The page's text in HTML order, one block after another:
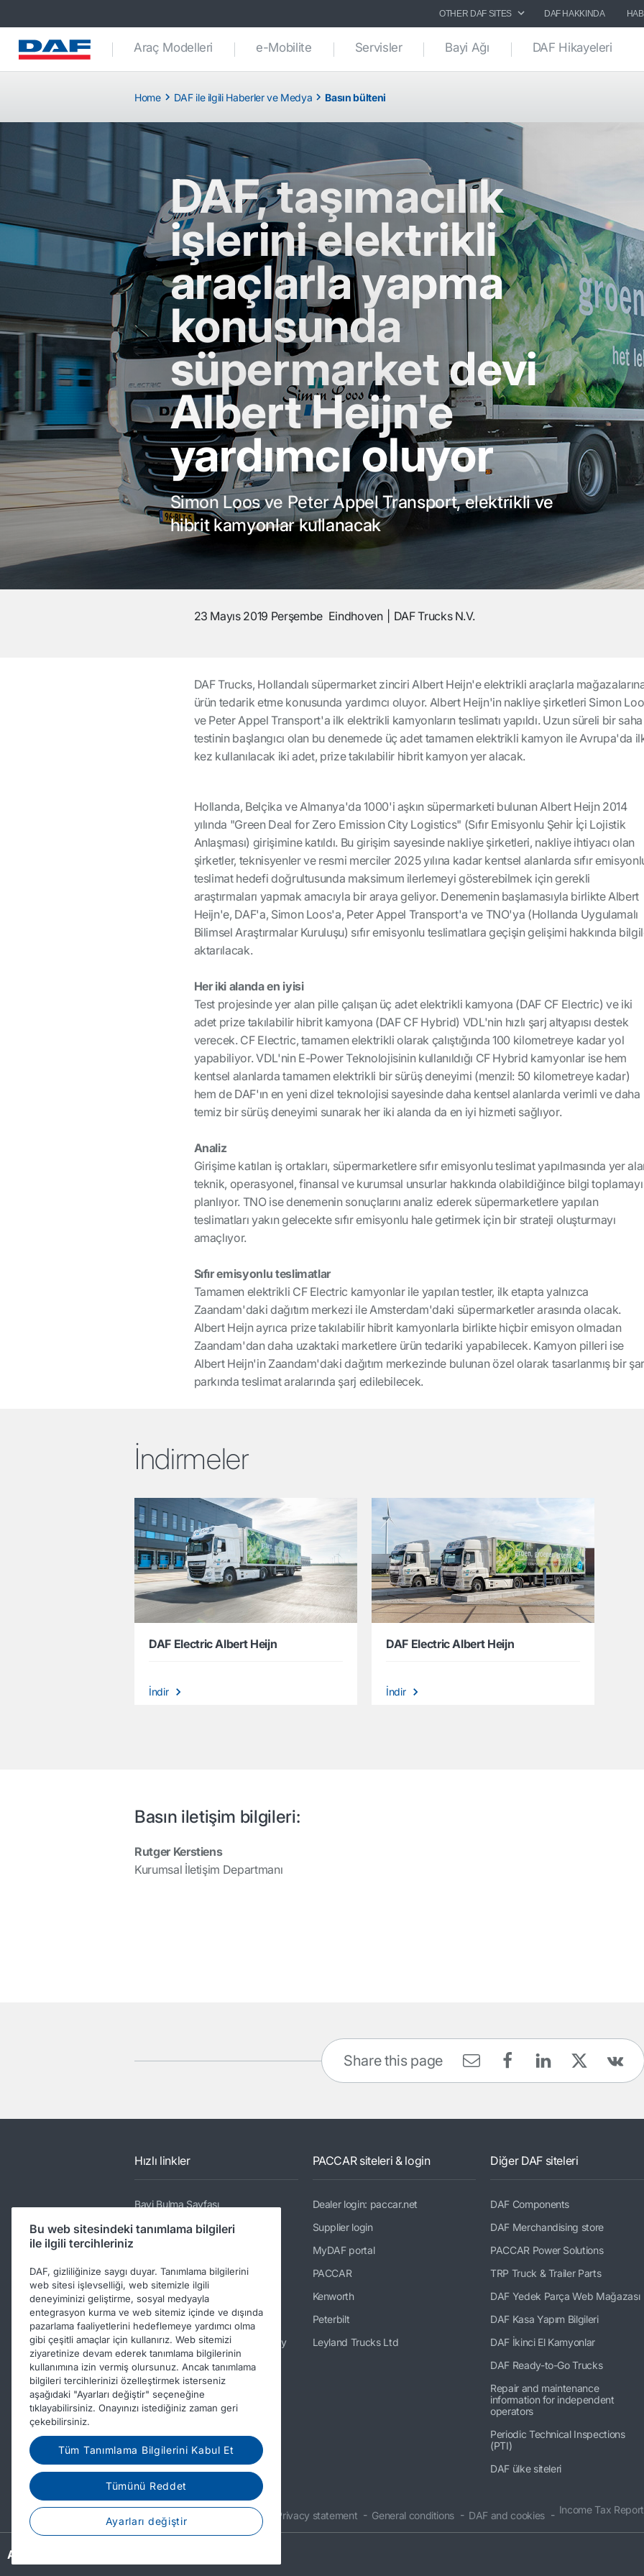
OTHER DAF SITES DAF HAKKINDA
Araç Modelleri e-Mobilite Servisler Bayi Ağı DAF Hikayeleri
Home DAF ile ilgili Haberler ve Medya Basın bülteni
DAF, taşımacılık
işlerini elektrikli
araçlarla yapma
konusunda
süpermarket devi
Albert Heijn'e
yardımcı oluyor
Simon Loos ve Peter Appel Transport, elektrikli ve
hibrit kamyonlar kullanacak
23 Mayıs 2019 Perşembe Eindhoven DAF Trucks N.V.
DAF Trucks, Hollandalı süpermarket zinciri Albert Heijn'e elektrikli araçlarla
ürün tedarik etme konusunda yardımcı oluyor. Albert Heijn'in nakliye şirketleri Simon
ve Peter Appel Transport'a ilk elektrikli kamyonların teslimatı yapıldı. Uzun süreli bir saha
testinin başlangıcı olan bu denemede üç adet tamamen elektrikli kamyon ile Avrupa'da
kez kullanılacak iki adet, prize takılabilir hibrit kamyon yer alacak.
Hollanda, Belçika ve Almanya'da 1000'i aşkın süpermarketi bulunan Albert Heijn 2014
yılında "Green Deal for Zero Emission City Logistics" (Sıfır Emisyonlu Şehir İçi Lojistik
Anlaşması) girişimine katıldı. Bu girişim sayesinde nakliye şirketleri, nakliye ihtiyacı olan
şirketler, teknisyenler ve resmi merciler 2025 yılına kadar kentsel alanlarda sıfır
teslimat hedefi doğrultusunda maksimum ilerlemeyi gösterebilmek için gerekli
araştırmaları yapmak amacıyla bir araya geliyor. Denemenin başlamasıyla birlikte Albert
Heijn'e, DAF'a, Simon Loos'a, Peter Appel Transport'a ve TNO'ya (Hollanda Uygulamalı
Bilimsel Araştırmalar Kuruluşu) sıfır emisyonlu teslimatlara geçişin gelişimi hakkında
aktarılacak.
Her iki alanda en iyisi
Test projesinde yer alan pille çalışan üç adet elektrikli kamyona (DAF CF Electric) ve iki
adet prize takılabilir hibrit kamyona (DAF CF Hybrid) VDL'nin hızlı şarj altyapısı destek
verecek. CF Electric, tamamen elektrikli olarak çalıştığında 100 kilometreye kadar yol
yapabiliyor. VDL'nin E-Power Teknolojisinin kullanıldığı CF Hybrid kamyonlar ise hem
kentsel alanlarda tamamen elektrikli bir sürüş deneyimi (menzil: 50 kilometreye kadar)
hem de DAF'ın en yeni dizel teknolojisi sayesinde daha kentsel alanlarda verimli ve daha
temiz bir sürüş deneyimi sunarak her iki alanda da en iyi hizmeti sağlıyor.
Analiz
Girişime katılan iş ortakları, süpermarketlere sıfır emisyonlu teslimat yapılmasında yer
teknik, operasyonel, finansal ve kurumsal unsurlar hakkında olabildiğince bilgi toplamayı
planlıyor. TNO ise denemenin sonuçlarını analiz ederek süpermarketlere yapılan
teslimatları yakın gelecekte sıfır emisyonlu hale getirmek için bir strateji oluşturmayı
amaçlıyor.
Sıfır emisyonlu teslimatlar
Tamamen elektrikli CF Electric kamyonlar ile yapılan testler, ilk etapta yalnızca
Zaandam'daki dağıtım merkezi ile Amsterdam'daki süpermarketler arasında olacak.
Albert Heijn ayrıca prize takılabilir hibrit kamyonlarla birlikte hiçbir emisyon olmadan
Zaandam'dan daha uzaktaki marketlere ürün tedariki yapabilecek. Kamyon pilleri ise
Albert Heijn'in Zaandam'daki dağıtım merkezinde bulunan özel olarak tasarlanmış bir
parkında teslimat aralarında şarj edilebilecek.
İndirmeler
DAF Electric Albert Heijn
İndir
DAF Electric Albert Heijn
İndir
Basın iletişim bilgileri:
Rutger Kerstiens
Kurumsal İletişim Departmanı
Share this page
Hızlı linkler
Bayi Bulma Sayfası
Kamyonlar
Haberler ve Medya
Türkiye'deki DAF'ta çalışma
DAF Hakkında
İletişim bilgileri DAF Trucks Turkey
davranış kodu
PACCAR siteleri & login
Dealer login: paccar.net
Supplier login
MyDAF portal
PACCAR
Kenworth
Peterbilt
Leyland Trucks Ltd
Diğer DAF siteleri
DAF Components
DAF Merchandising store
PACCAR Power Solutions
TRP Truck & Trailer Parts
DAF Yedek Parça Web Mağazası
DAF Kasa Yapım Bilgileri
DAF İkinci El Kamyonlar
DAF Ready-to-Go Trucks
Repair and maintenance
information for independent
operators
Periodic Technical Inspections
(PTI)
DAF ülke siteleri
© 2026 DAF Legal notice Privacy statement General conditions DAF and cookies Income Tax Report
A PACCAR COMPANY
Bu web sitesindeki tanımlama bilgileri
ile ilgili tercihleriniz
DAF, gizliliğinize saygı duyar. Tanımlama bilgilerini
web sitesi işlevselliği, web sitemizle ilgili
deneyiminizi geliştirme, sosyal medyayla
entegrasyon kurma ve web sitemiz içinde ve dışında
pazarlama faaliyetlerini hedeflemeye yardımcı olma
gibi çeşitli amaçlar için kullanırız. Web sitemizi
ziyaretinize devam ederek tanımlama bilgilerinin
kullanımına izin vermiş olursunuz. Ancak tanımlama
bilgileri tercihlerinizi özelleştirmek isterseniz
aşağıdaki "Ayarları değiştir" seçeneğine
tıklayabilirsiniz. Onayınızı istediğiniz zaman geri
çekebilirsiniz.
Tüm Tanımlama Bilgilerini Kabul Et
Tümünü Reddet
Ayarları değiştir